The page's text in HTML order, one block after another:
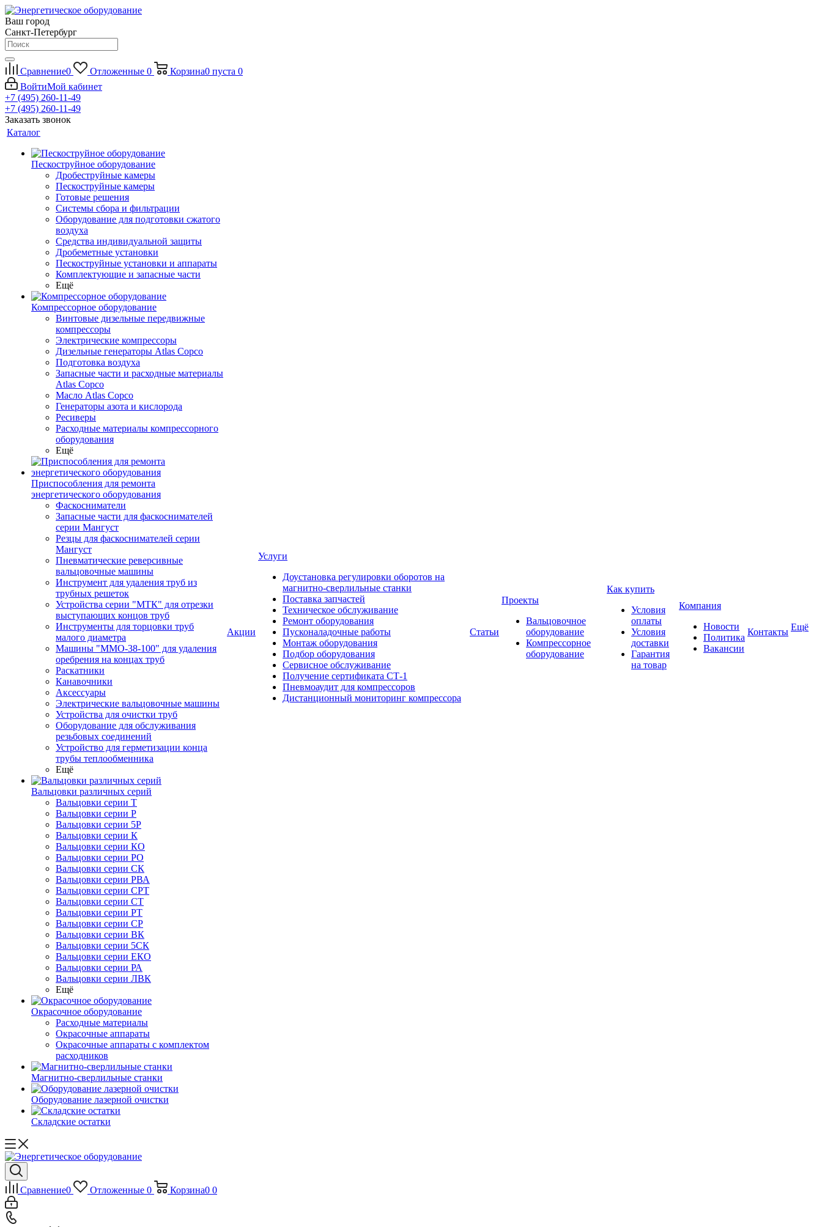
Ваш город
Санкт-Петербург
Сравнение0 Отложенные 0 Корзина0 пуста 0
ВойтиМой кабинет
+7 (495) 260-11-49
+7 (495) 260-11-49
Заказать звонок
Каталог
Пескоструйное оборудование
Дробеструйные камеры
Пескоструйные камеры
Готовые решения
Системы сбора и фильтрации
Оборудование для подготовки сжатого
воздуха
Средства индивидуальной защиты
Дробеметные установки
Пескоструйные установки и аппараты
Комплектующие и запасные части
Ещё
Компрессорное оборудование
Винтовые дизельные передвижные
компрессоры
Электрические компрессоры
Дизельные генераторы Atlas Copco
Подготовка воздуха
Запасные части и расходные материалы
Atlas Copco
Масло Atlas Copco
Генераторы азота и кислорода
Ресиверы
Расходные материалы компрессорного
оборудования
Ещё
Приспособления для ремонта
энергетического оборудования
Фаскосниматели
Запасные части для фаскоснимателей
серии Мангуст
Резцы для фаскоснимателей серии
Мангуст
Пневматические реверсивные
вальцовочные машины
Инструмент для удаления труб из
трубных решеток
Устройства серии "МТК" для отрезки
выступающих концов труб
Инструменты для торцовки труб
малого диаметра
Машины "ММО-38-100" для удаления
оребрения на концах труб
Раскатники
Канавочники
Аксессуары
Электрические вальцовочные машины
Устройства для очистки труб
Оборудование для обслуживания
резьбовых соединений
Устройство для герметизации конца
трубы теплообменника
Ещё
Вальцовки различных серий
Вальцовки серии Т
Вальцовки серии Р
Вальцовки серии 5Р
Вальцовки серии К
Вальцовки серии КО
Вальцовки серии РО
Вальцовки серии СК
Вальцовки серии РВА
Вальцовки серии СРТ
Вальцовки серии СТ
Вальцовки серии РТ
Вальцовки серии СР
Вальцовки серии ВК
Вальцовки серии 5СК
Вальцовки серии ЕКО
Вальцовки серии РА
Вальцовки серии ЛВК
Ещё
Окрасочное оборудование
Расходные материалы
Окрасочные аппараты
Окрасочные аппараты с комплектом
расходников
Магнитно-сверлильные станки
Оборудование лазерной очистки
Складские остатки
Акции
Услуги
Доустановка регулировки оборотов на
магнитно-сверлильные станки
Поставка запчастей
Техническое обслуживание
Ремонт оборудования
Пусконаладочные работы
Монтаж оборудования
Подбор оборудования
Сервисное обслуживание
Получение сертификата СТ-1
Пневмоаудит для компрессоров
Дистанционный мониторинг компрессора
Статьи
Проекты
Вальцовочное
оборудование
Компрессорное
оборудование
Как купить
Условия
оплаты
Условия
доставки
Гарантия
на товар
Компания
Новости
Политика
Вакансии
Контакты Ещё
Сравнение0 Отложенные 0 Корзина0 0